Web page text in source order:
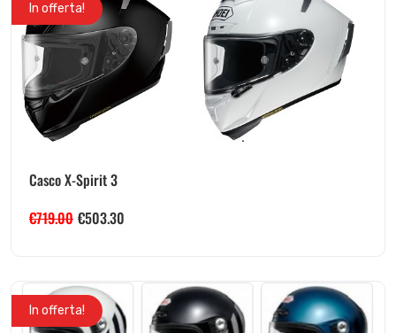
In offerta!
Casco X-Spirit 3
€719.00 €503.30
In offerta!